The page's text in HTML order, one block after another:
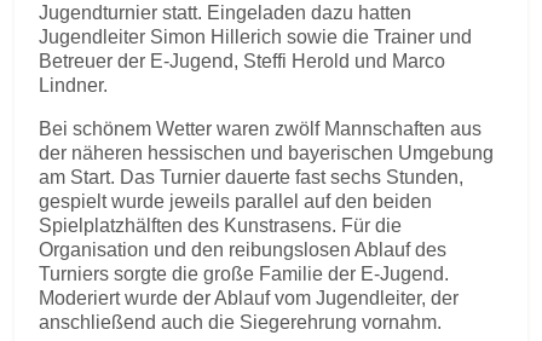
Jugendturnier statt. Eingeladen dazu hatten
Jugendleiter Simon Hillerich sowie die Trainer und
Betreuer der E-Jugend, Steffi Herold und Marco
Lindner.
Bei schönem Wetter waren zwölf Mannschaften aus
der näheren hessischen und bayerischen Umgebung
am Start. Das Turnier dauerte fast sechs Stunden,
gespielt wurde jeweils parallel auf den beiden
Spielplatzhälften des Kunstrasens. Für die
Organisation und den reibungslosen Ablauf des
Turniers sorgte die große Familie der E-Jugend.
Moderiert wurde der Ablauf vom Jugendleiter, der
anschließend auch die Siegerehrung vornahm.